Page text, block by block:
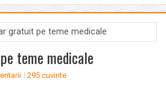
GUEST POST PLUS
gratuit pe teme medicale
teme medicale
295 cuvinte